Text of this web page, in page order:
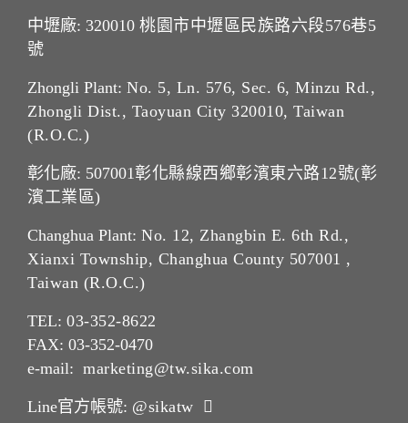
中壢廠: 320010 桃園市中壢區民族路六段576巷5
號
Zhongli Plant: No. 5, Ln. 576, Sec. 6, Minzu Rd.,
Zhongli Dist., Taoyuan City 320010, Taiwan
(R.O.C.)
彰化廠: 507001彰化縣線西鄉彰濱東六路12號(彰
濱工業區)
Changhua Plant: No. 12, Zhangbin E. 6th Rd.,
Xianxi Township, Changhua County 507001 ,
Taiwan (R.O.C.)
TEL: 03-352-8622
FAX: 03-352-0470
e-mail: marketing@tw.sika.com
Line官方帳號: @sikatw